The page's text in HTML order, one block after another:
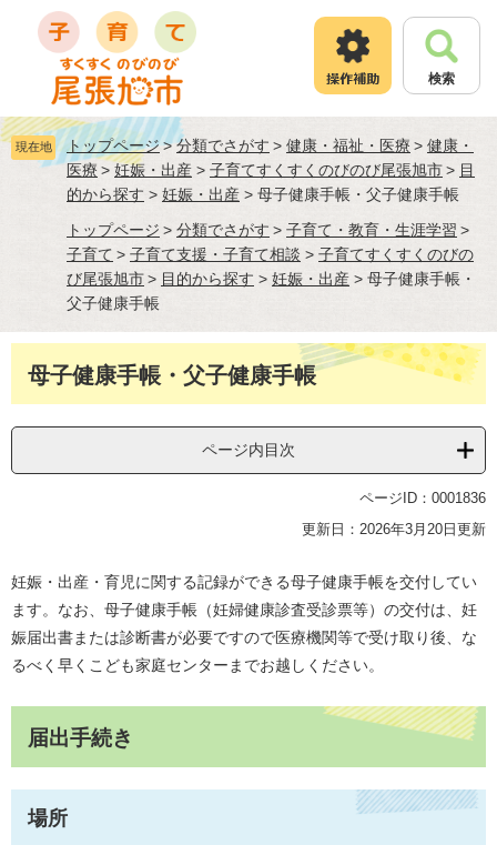
頭
飛
検索
現在地 トップページ>分類でさがす > 健康・福祉・医療 > 健康・
医療 > 妊娠・出産 > 子育てすくすくのびのび尾張旭市> 目
的から探す > 妊娠・出産 > 母子健康手帳・父子健康手帳
トップページ > 分類でさがす > 子育て・教育・生涯学習 >
子育て > 子育て支援・子育て相談 > 子育てすくすくのびの
び尾張旭市> 目的から探す > 妊娠・出産 > 母子健康手帳・
父子健康手帳
母子健康手帳・父子健康手帳
ページ内目次
ページID：0001836
更新日：2026年3月20日更新
妊娠・出産・育児に関する記録ができる母子健康手帳を交付してい
ます。なお、母子健康手帳（妊婦健康診査受診票等）の交付は、妊
娠届出書または診断書が必要ですので医療機関等で受け取り後、な
るべく早くこども家庭センターまでお越しください。
届出手続き
場所